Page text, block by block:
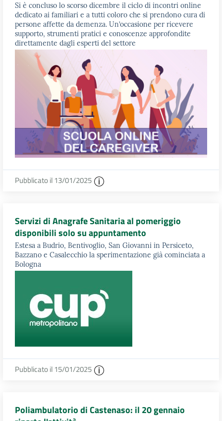
Si è concluso lo scorso dicembre il ciclo di incontri online
dedicato ai familiari e a tutti coloro che si prendono cura di
persone affette da demenza. Un’occasione per ricevere
supporto, strumenti pratici e conoscenze approfondite
direttamente dagli esperti del settore
Pubblicato il 13/01/2025
Servizi di Anagrafe Sanitaria al pomeriggio
disponibili solo su appuntamento
Estesa a Budrio, Bentivoglio, San Giovanni in Persiceto,
Bazzano e Casalecchio la sperimentazione già cominciata a
Bologna
Pubblicato il 15/01/2025
Poliambulatorio di Castenaso: il 20 gennaio